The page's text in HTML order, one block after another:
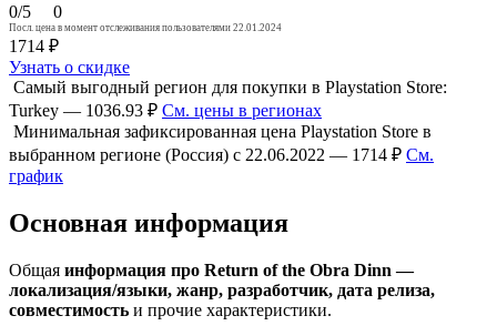
0/5 0
Посл. цена в момент отслеживания пользователями 22.01.2024
1714 ₽
Узнать о скидке
Самый выгодный регион для покупки в Playstation Store:
Turkey — 1036.93 ₽ См. цены в регионах
Минимальная зафиксированная цена Playstation Store в
выбранном регионе (Россия) с 22.06.2022 — 1714 ₽ См.
график
Основная информация
Общая информация про Return of the Obra Dinn —
локализация/языки, жанр, разработчик, дата релиза,
совместимость и прочие характеристики.